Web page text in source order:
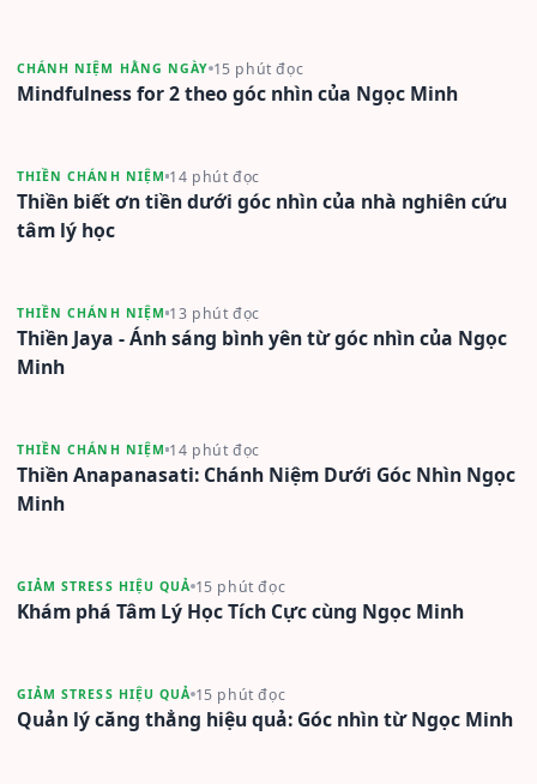
CHÁNH NIỆM HẰNG NGÀY 15 phút đọc
Mindfulness for 2 theo góc nhìn của Ngọc Minh
THIỀN CHÁNH NIỆM 14 phút đọc
Thiền biết ơn tiền dưới góc nhìn của nhà nghiên cứu
tâm lý học
THIỀN CHÁNH NIỆM 13 phút đọc
Thiền Jaya - Ánh sáng bình yên từ góc nhìn của Ngọc
Minh
THIỀN CHÁNH NIỆM 14 phút đọc
Thiền Anapanasati: Chánh Niệm Dưới Góc Nhìn Ngọc
Minh
GIẢM STRESS HIỆU QUẢ 15 phút đọc
Khám phá Tâm Lý Học Tích Cực cùng Ngọc Minh
GIẢM STRESS HIỆU QUẢ 15 phút đọc
Quản lý căng thẳng hiệu quả: Góc nhìn từ Ngọc Minh